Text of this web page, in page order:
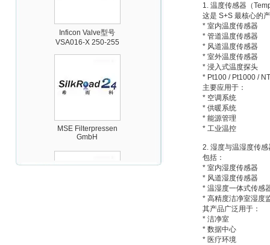
VSA016-X 250-255
GmbH
1. 温度传感器（
这是 S+S 最核心的
* 室内温度传感器
* 管道温度传感器
* 风道温度传感器
* 室外温度传感器
* 浸入式温度探头
* Pt100 / Pt1000 /
主要应用于：
* 空调系统
* 供暖系统
* 能源管理
* 工业温控
2. 湿度与温湿度传感
包括：
* 室内湿度传感器
* 风道湿度传感器
* 温湿度一体式传感
* 高精度洁净室湿度
其产品广泛用于：
* 洁净室
* 数据中心
* 医疗环境